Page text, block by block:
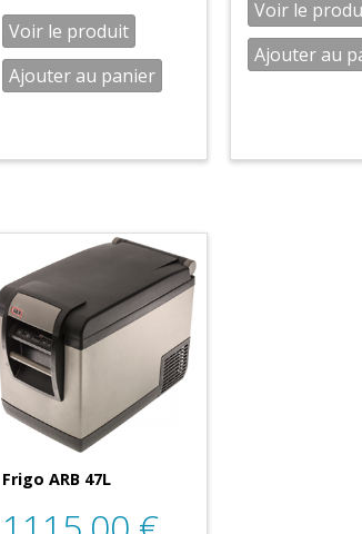
Voir le produit
Ajouter au panier
Voir le
Ajouter au
Frigo ARB 47L